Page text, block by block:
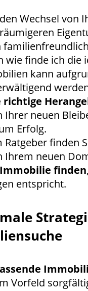
Wechsel
wie finde ich die
kann
richtige
Ihrer neuen
Erfolg.
Ratgeber finden
Ihrem neuen
finden
entspricht.
Vorfeld